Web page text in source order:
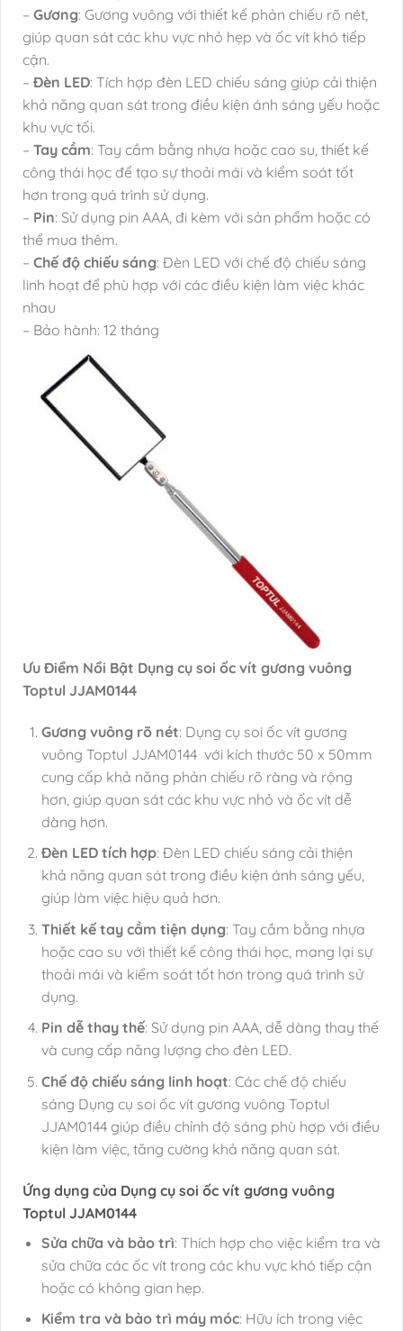
– Gương: Gương vuông với thiết kế phản chiếu rõ nét,
giúp quan sát các khu vực nhỏ hẹp và ốc vít khó tiếp
cận.
– Đèn LED: Tích hợp đèn LED chiếu sáng giúp cải thiện
khả năng quan sát trong điều kiện ánh sáng yếu hoặc
khu vực tối.
– Tay cầm: Tay cầm bằng nhựa hoặc cao su, thiết kế
công thái học để tạo sự thoải mái và kiểm soát tốt
hơn trong quá trình sử dụng.
– Pin: Sử dụng pin AAA, đi kèm với sản phẩm hoặc có
thể mua thêm.
– Chế độ chiếu sáng: Đèn LED với chế độ chiếu sáng
linh hoạt để phù hợp với các điều kiện làm việc khác
nhau
– Bảo hành: 12 tháng
Ưu Điểm Nổi Bật Dụng cụ soi ốc vít gương vuông
Toptul JJAM0144
Gương vuông rõ nét: Dụng cụ soi ốc vít gương
vuông Toptul JJAM0144 với kích thước 50 x 50mm
cung cấp khả năng phản chiếu rõ ràng và rộng
hơn, giúp quan sát các khu vực nhỏ và ốc vít dễ
dàng hơn.
Đèn LED tích hợp: Đèn LED chiếu sáng cải thiện
khả năng quan sát trong điều kiện ánh sáng yếu,
giúp làm việc hiệu quả hơn.
Thiết kế tay cầm tiện dụng: Tay cầm bằng nhựa
hoặc cao su với thiết kế công thái học, mang lại sự
thoải mái và kiểm soát tốt hơn trong quá trình sử
dụng.
Pin dễ thay thế: Sử dụng pin AAA, dễ dàng thay thế
và cung cấp năng lượng cho đèn LED.
Chế độ chiếu sáng linh hoạt: Các chế độ chiếu
sáng Dụng cụ soi ốc vít gương vuông Toptul
JJAM0144 giúp điều chỉnh độ sáng phù hợp với điều
kiện làm việc, tăng cường khả năng quan sát.
Ứng dụng của Dụng cụ soi ốc vít gương vuông
Toptul JJAM0144
Sửa chữa và bảo trì: Thích hợp cho việc kiểm tra và
sửa chữa các ốc vít trong các khu vực khó tiếp cận
hoặc có không gian hẹp.
Kiểm tra và bảo trì máy móc: Hữu ích trong việc